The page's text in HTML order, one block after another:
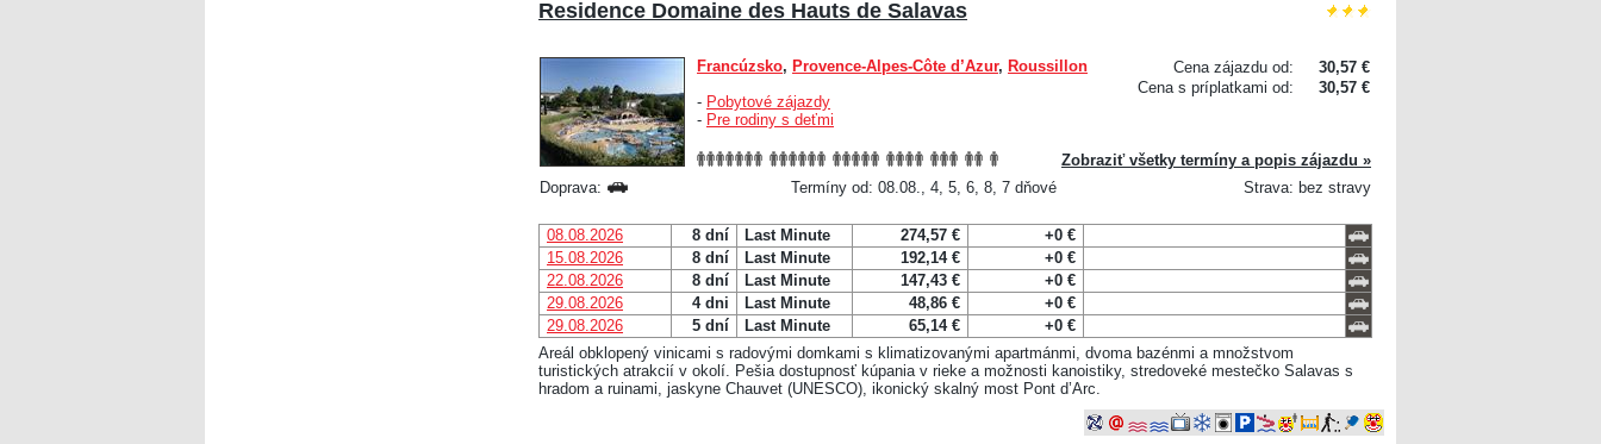
Residence Domaine des Hauts de Salavas
Cena zájazdu od:
30,57 €
Cena s príplatkami od:
30,57 €
Francúzsko, Provence-Alpes-Côte d’Azur, Roussillon
- Pobytové zájazdy
- Pre rodiny s deťmi
Zobraziť všetky termíny a popis zájazdu »
Doprava:
Termíny od: 08.08., 4, 5, 6, 8, 7 dňové Strava: bez stravy
08.08.2026 8 dní Last Minute 274,57 €
+0 €
15.08.2026
8 dní Last Minute 192,14 €
+0 €
22.08.2026
8 dní Last Minute 147,43 €
+0 €
29.08.2026
4 dni Last Minute 48,86 €
+0 €
29.08.2026
5 dní Last Minute 65,14 €
+0 €
Areál obklopený vinicami s radovými domkami s klimatizovanými apartmánmi, dvoma bazénmi a množstvom
turistických atrakcií v okolí. Pešia dostupnosť kúpania v rieke a možnosti kanoistiky, stredoveké mestečko Salavas s
hradom a ruinami, jaskyne Chauvet (UNESCO), ikonický skalný most Pont d’Arc.